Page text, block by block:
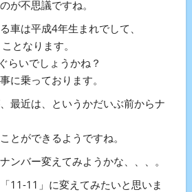
が不思議ですね。
車は平成4年生まれでして、
となります。
らいでしょうかね？
に乗っております。
最近は、というかだいぶ前からナ
とができるようですね。
ンバー変えてみようかな、、、。
11-11」に変えてみたいと思いま